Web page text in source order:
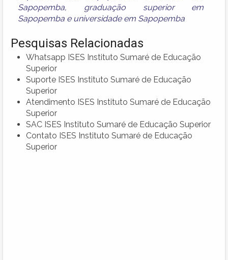
Sapopemba, graduação superior em
Sapopemba e universidade em Sapopemba
Pesquisas Relacionadas
Whatsapp ISES Instituto Sumaré de Educação
Superior
Suporte ISES Instituto Sumaré de Educação
Superior
Atendimento ISES Instituto Sumaré de Educação
Superior
SAC ISES Instituto Sumaré de Educação Superior
Contato ISES Instituto Sumaré de Educação
Superior